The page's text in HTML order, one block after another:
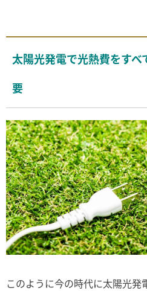
太陽光発電で光熱費をす
要
このように今の時代に太陽光発